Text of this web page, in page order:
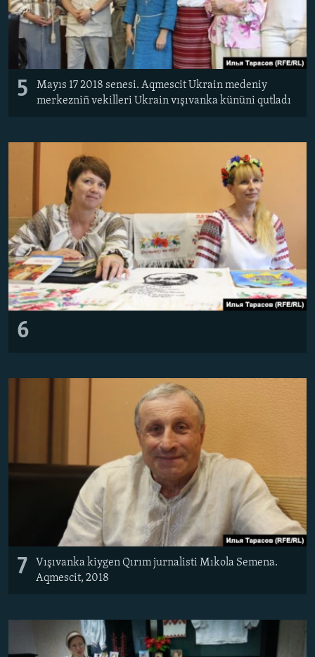
5
Mayıs 17 2018 senesi. Aqmescit Ukrain medeniy
merkezniñ vekilleri Ukrain vışıvanka kününi qutladı
6
7
Vışıvanka kiygen Qırım jurnalisti Mıkola Semena.
Aqmescit, 2018